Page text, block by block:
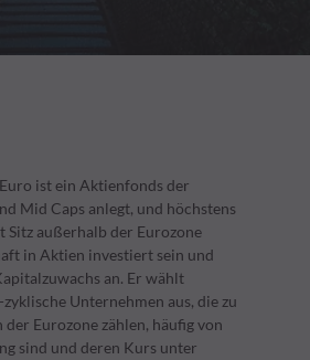
ist ein Aktienfonds der
Mid Caps anlegt, und höchstens
Sitz außerhalb der Eurozone
in Aktien investiert sein und
an. Er wählt
Unternehmen aus, die zu
Eurozone zählen, häufig von
sind und deren Kurs unter